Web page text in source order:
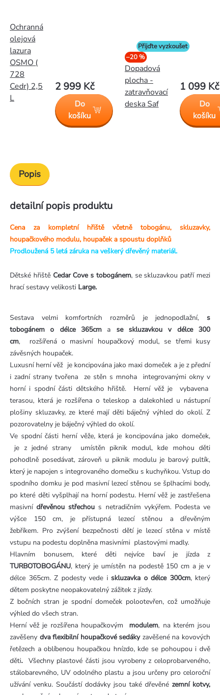
Ochranná
olejová
lazura
OSMO (
728
Cedr) 2,5
L
2 999 Kč
Do
košíku
Přijďte vyzkoušet
–20 %
Dopadová
plocha -
zatravňovací
deska Saf
1 099 Kč
Do
košíku
Popis
detailní popis produktu
Cena za kompletní hřiště včetně tobogánu, skluzavky,
houpačkového modulu, houpaček a spoustu doplňků
Prodloužená 5 letá záruka na veškerý dřevěný materiál.
Dětské hřiště Cedar Cove s tobogánem, se skluzavkou patří mezi
hrací sestavy velikosti Large.
Sestava velmi komfortních rozměrů je jednopodlažní, s
tobogánem o délce 365cm a se skluzavkou v délce 300
cm, rozšířená o masivní houpačkový modul, se třemi kusy
závěsných houpaček.
Luxusní herní věž je koncipována jako maxi domeček a je z přední
i zadní strany tvořena ze stěn s mnoha integrovanými okny v
horní i spodní části dětského hřiště. Herní věž je vybavena
terasou, která je rozšířena o teleskop a dalekohled u nástupní
plošiny skluzavky, ze které mají děti báječný výhled do okolí. Z
pozorovatelny je báječný výhled do okolí.
Ve spodní části herní věže, která je koncipována jako domeček,
je z jedné strany umístěn piknik modul, kde mohou děti
pohodlně posedávat, zároveň u piknik modulu je barový pultík,
který je napojen s integrovaného domečku s kuchyňkou. Vstup do
spodního domku je pod masivní lezecí stěnou se šplhacími body,
po které děti vyšplhají na horní podestu. Herní věž je zastřešena
masivnídřevěnou střechou s netradičním vykýřem. Podesta ve
výšce 150 cm, je přístupná lezecí stěnou a dřevěným
žebříkem. Pro zvýšení bezpečnosti dětí je lezecí stěna v místě
vstupu na podestu doplněna masivními plastovými madly.
Hlavním bonusem, které děti nejvíce baví je jízda z
TURBOTOBOGÁNU, který je umístěn na podestě 150 cm a je v
délce 365cm. Z podesty vede i skluzavka o délce 300cm, který
dětem poskytne neopakovatelný zážitek z jízdy.
Z bočních stran je spodní domeček polootevřen, což umožňuje
výhled do všech stran.
Herní věž je rozšířena houpačkovým modulem, na kterém jsou
zavěšeny dva flexibilní houpačkové sedákyzavěšené na kovových
řetězech a oblíbenou houpačkou hnízdo, kde se pohoupou i dvě
děti.
Všechny plastové části jsou vyrobeny z celoprobarveného,
stálobarevného, UV odolného plastu a jsou určeny pro celoroční
užívání venku. Součástí dodávky jsou také dřevěné zemní kotvy,